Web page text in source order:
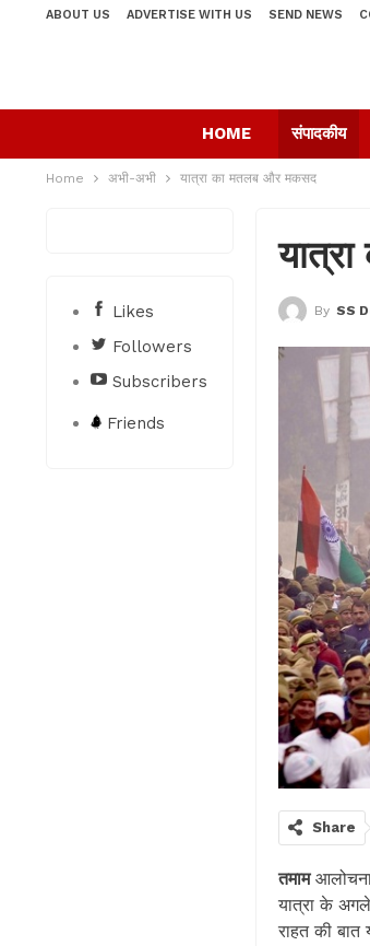
ABOUT US ADVERTISE WITH US SEND NEWS
HOME संपादकीय
Home अभी-अभी यात्रा का मतलब और मकसद
By SS
Share
तमाम
यात्रा के
राहत की
Likes
Followers
Subscribers
Friends